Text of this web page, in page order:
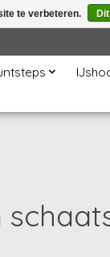
te verbeteren.